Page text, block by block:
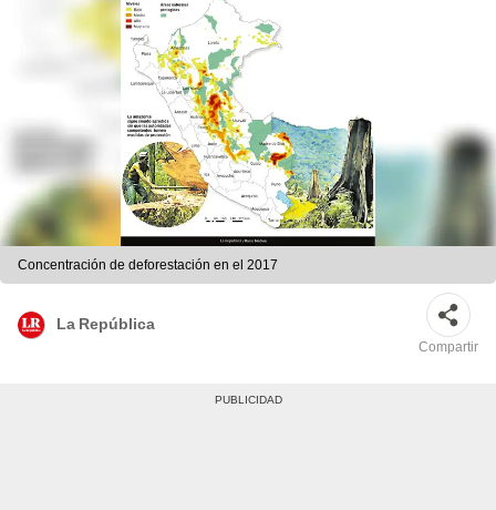
Concentración de deforestación en el 2017
La República
Compartir